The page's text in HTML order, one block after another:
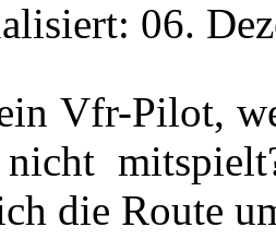
06.
Vfr-Pilot,
die Route